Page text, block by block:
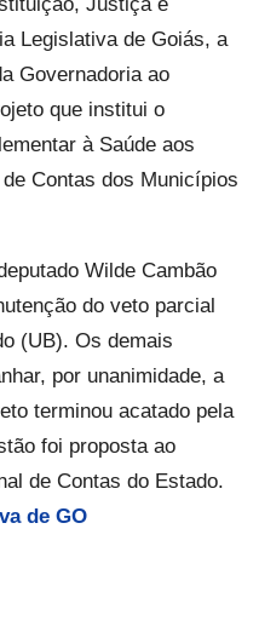
Legislativa de Goiás, a
Governadoria ao
que institui o
à Saúde aos
Contas dos Municípios
Wilde Cambão
do veto parcial
(UB). Os demais
por unanimidade, a
terminou acatado pela
foi proposta ao
de Contas do Estado.
de GO